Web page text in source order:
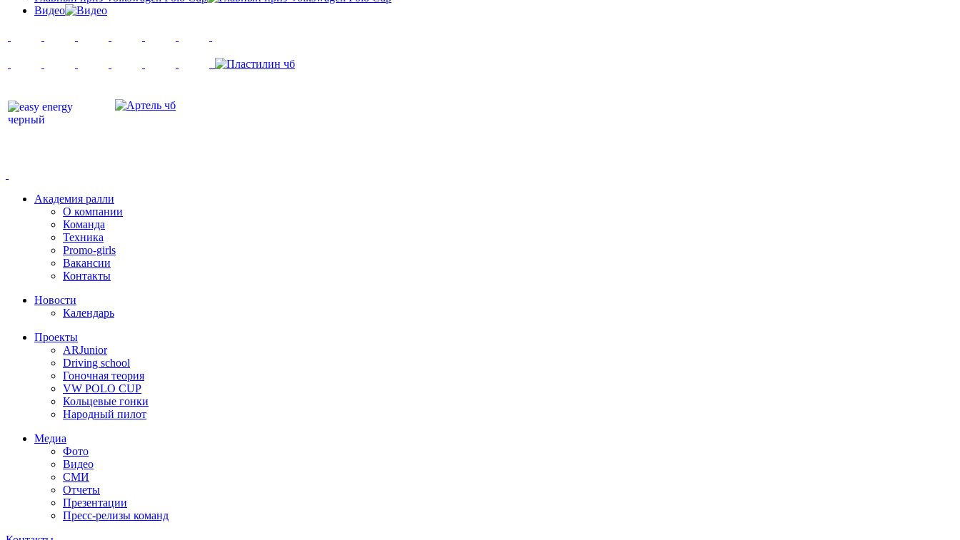
Видео
Академия ралли
О компании
Команда
Техника
Promo-girls
Вакансии
Контакты
Новости
Календарь
Проекты
ARJunior
Driving school
Гоночная теория
VW POLO CUP
Кольцевые гонки
Народный пилот
Медиа
Фото
Видео
СМИ
Отчеты
Презентации
Пресс-релизы команд